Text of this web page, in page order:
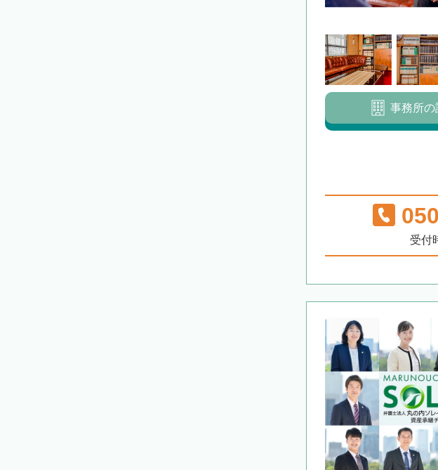
事務所の
受付